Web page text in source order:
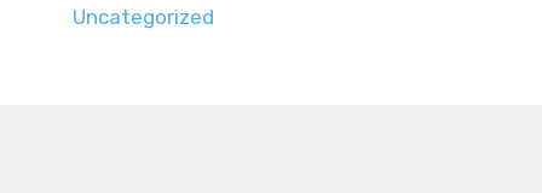
Uncategorized